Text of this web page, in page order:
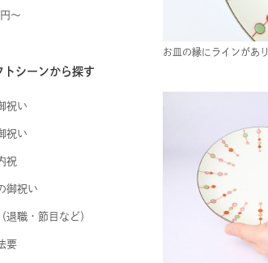
お皿の縁にラインがあり
～
トシーンから探す
祝い
祝い
祝
御祝い
退職・節目など）
要